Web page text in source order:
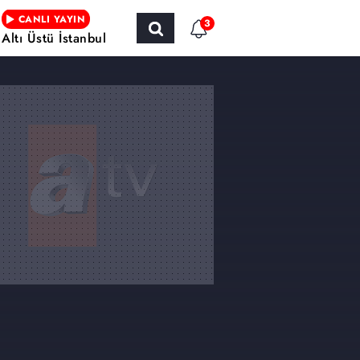
CANLI YAYIN
Altı Üstü İstanbul
3